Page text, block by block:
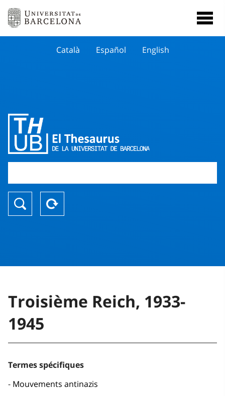
Català Español English
Troisième Reich, 1933-
1945
Termes spécifiques
Mouvements antinazis